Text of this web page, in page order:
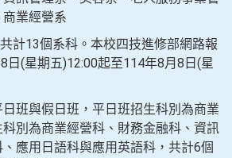
業經營系
13個系科。本校四技進修部網路報
日(星期五)12:00起至114年8月8日(星
班與假日班，平日班招生科別為商業
別為商業經營科、財務金融科、資訊
應用日語科與應用英語科，共計6個